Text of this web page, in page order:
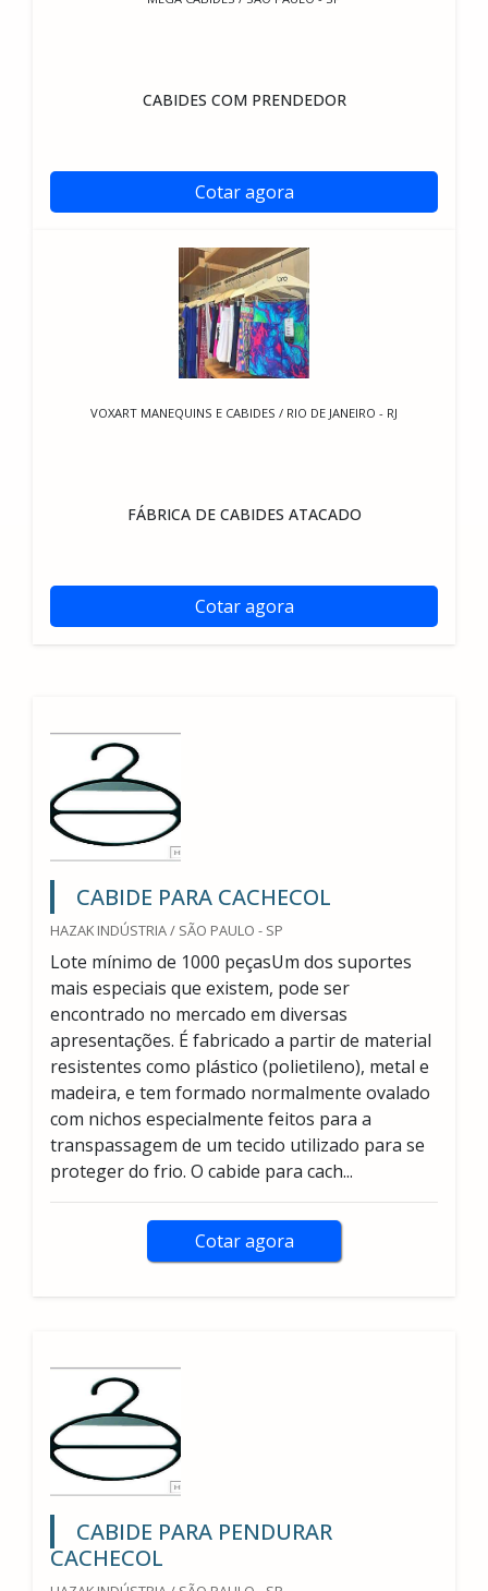
CABIDES COM PRENDEDOR
Cotar agora
VOXART MANEQUINS E CABIDES / RIO DE JANEIRO - RJ
FÁBRICA DE CABIDES ATACADO
Cotar agora
CABIDE PARA CACHECOL
HAZAK INDÚSTRIA / SÃO PAULO - SP
Lote mínimo de 1000 peçasUm dos suportes
mais especiais que existem, pode ser
encontrado no mercado em diversas
apresentações. É fabricado a partir de material
resistentes como plástico (polietileno), metal e
madeira, e tem formado normalmente ovalado
com nichos especialmente feitos para a
transpassagem de um tecido utilizado para se
proteger do frio. O cabide para cach...
Cotar agora
CABIDE PARA PENDURAR
CACHECOL